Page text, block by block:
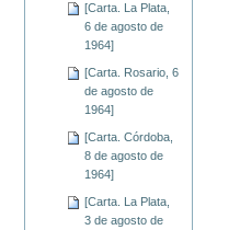
[Carta. La Plata,
6 de agosto de
1964]
[Carta. Rosario, 6
de agosto de
1964]
[Carta. Córdoba,
8 de agosto de
1964]
[Carta. La Plata,
3 de agosto de